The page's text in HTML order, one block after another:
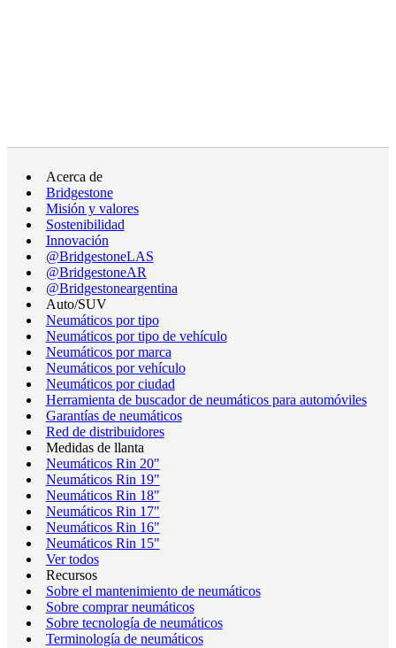
Acerca de
Bridgestone
Misión y valores
Sostenibilidad
Innovación
@BridgestoneLAS
@BridgestoneAR
@Bridgestoneargentina
Auto/SUV
Neumáticos por tipo
Neumáticos por tipo de vehículo
Neumáticos por marca
Neumáticos por vehículo
Neumáticos por ciudad
Herramienta de buscador de neumáticos para automóviles
Garantías de neumáticos
Red de distribuidores
Medidas de llanta
Neumáticos Rin 20"
Neumáticos Rin 19"
Neumáticos Rin 18"
Neumáticos Rin 17"
Neumáticos Rin 16"
Neumáticos Rin 15"
Ver todos
Recursos
Sobre el mantenimiento de neumáticos
Sobre comprar neumáticos
Sobre tecnología de neumáticos
Terminología de neumáticos